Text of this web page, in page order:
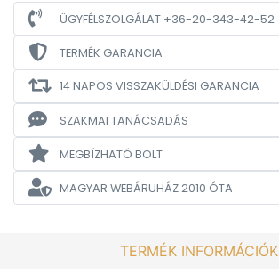
ÜGYFÉLSZOLGÁLAT +36-20-343-42-52
TERMÉK GARANCIA
14 NAPOS VISSZAKÜLDÉSI GARANCIA
SZAKMAI TANÁCSADÁS
MEGBÍZHATÓ BOLT
MAGYAR WEBÁRUHÁZ2010 ÓTA
TERMÉK INFORMÁCIÓK